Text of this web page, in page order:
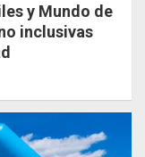
y Mundo de
inclusivas